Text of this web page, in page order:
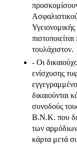
τουλάχιστον.
- Οι
ενίσχυσης
δικαιούνται
συνοδούς
Β.Ν.Κ. που
των
κάρτα μετά